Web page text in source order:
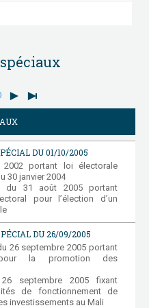
DU 01/10/2005
portant loi électorale
30 janvier 2004
du 31 août 2005 portant
pour l’élection d’un
DU 26/09/2005
26 septembre 2005 portant
la promotion des
septembre 2005 fixant
de fonctionnement de
investissements au Mali